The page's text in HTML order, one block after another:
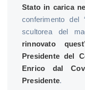
Stato in carica
conferimento del
scultorea del
rinnovato
Presidente del
Enrico dal
Presidente.